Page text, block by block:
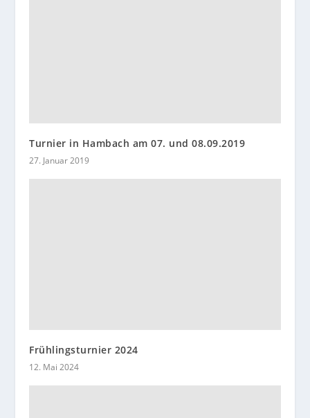
Turnier in Hambach am 07. und 08.09.2019
27. Januar 2019
Frühlingsturnier 2024
12. Mai 2024